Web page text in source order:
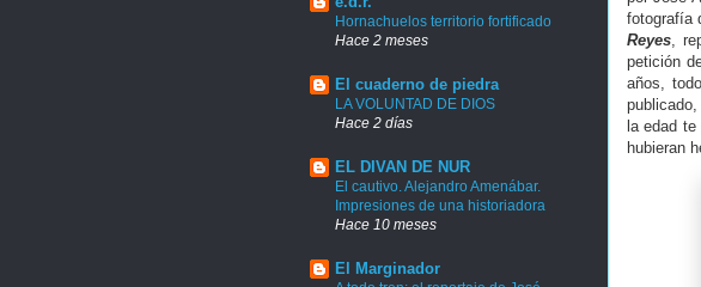
fotografía
Reyes,
petición
años,
la edad
hubieran
Hornachuelos territorio fortificado
Hace 2 meses
El cuaderno de piedra
LA VOLUNTAD DE DIOS
Hace 2 días
EL DIVAN DE NUR
El cautivo. Alejandro Amenábar.
Impresiones de una historiadora
Hace 10 meses
El Marginador